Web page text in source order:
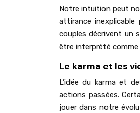
Notre intuition peut
attirance
couples décrivent un
être interprété
Le karma et les
L’idée du karma et
actions passées.
jouer dans notre